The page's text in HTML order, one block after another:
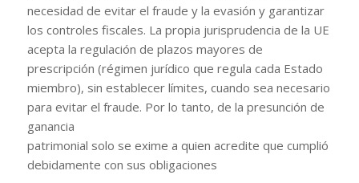
necesidad de evitar el fraude y la evasión y garantizar
los controles fiscales. La propia jurisprudencia de la UE
acepta la regulación de plazos mayores de
prescripción (régimen jurídico que regula cada Estado
miembro), sin establecer límites, cuando sea necesario
para evitar el fraude. Por lo tanto, de la presunción de
ganancia
patrimonial solo se exime a quien acredite que cumplió
debidamente con sus obligaciones